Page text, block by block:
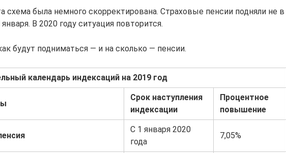
схема была немного скорректирована. Страховые пенсии подняли не в
В 2020 году ситуация повторится.
будут подниматься — и на сколько — пенсии.
календарь индексаций на 2019 год
Срок наступления
индексации
Процентное
повышение
С 1 января 2020
года
7,05%